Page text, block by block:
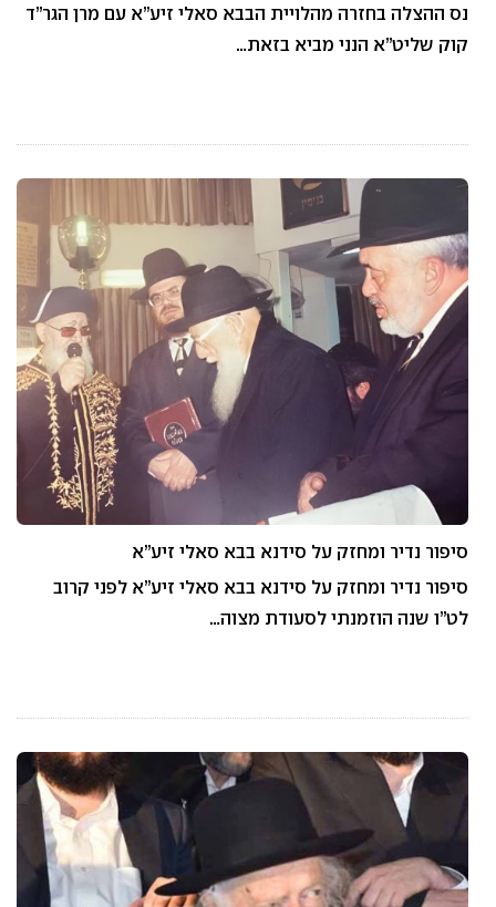
נס ההצלה בחזרה מהלויית הבבא סאלי זיע”א עם מרן הגר”ד
קוק שליט”א הנני מביא בזאת…
סיפור נדיר ומחזק על סידנא בבא סאלי זיע”א
סיפור נדיר ומחזק על סידנא בבא סאלי זיע”א לפני קרוב
לט”ו שנה הוזמנתי לסעודת מצוה…